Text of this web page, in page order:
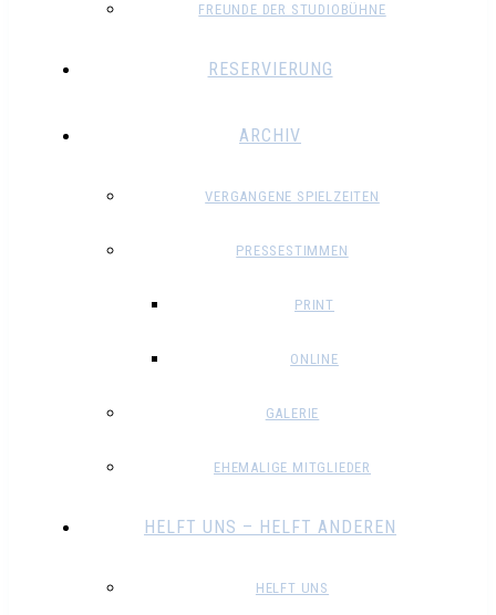
FREUNDE DER STUDIOBÜHNE
RESERVIERUNG
ARCHIV
VERGANGENE SPIELZEITEN
PRESSESTIMMEN
PRINT
ONLINE
GALERIE
EHEMALIGE MITGLIEDER
HELFT UNS – HELFT ANDEREN
HELFT UNS